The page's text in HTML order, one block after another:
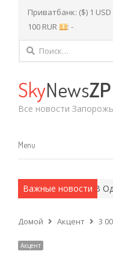
Приватбанк: ($) 1 USD
100 RUR
: -
Найти:
SkyNewsZP
Все новости
Menu
Menu
Важные новости
методы. В
Домой Акцент 3
Акцент